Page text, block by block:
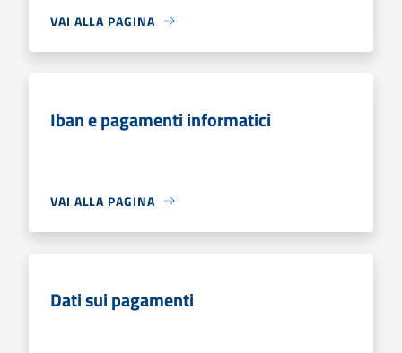
VAI ALLA PAGINA
Iban e pagamenti informatici
VAI ALLA PAGINA
Dati sui pagamenti